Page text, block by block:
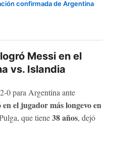
confirmada de Argentina
Messi en el
vs. Islandia
0 para Argentina ante
el jugador más longevo en
que tiene38 años, dejó